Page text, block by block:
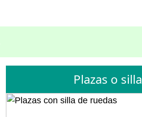
Plazas o silla